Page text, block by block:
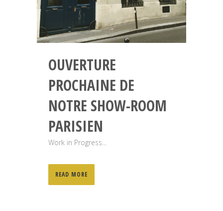
OUVERTURE
PROCHAINE DE
NOTRE SHOW-ROOM
PARISIEN
Work in Progress...
READ MORE